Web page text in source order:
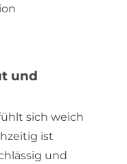
und
sich weich
ist
und